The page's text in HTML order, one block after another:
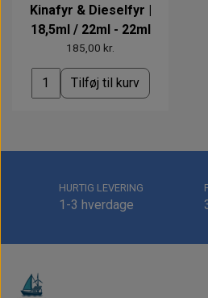
Kinafyr & Dieselfyr |
18,5ml / 22ml - 22ml
185,00 kr.
Tilføj til kurv
HURTIG LEVERING
1-3 hverdage